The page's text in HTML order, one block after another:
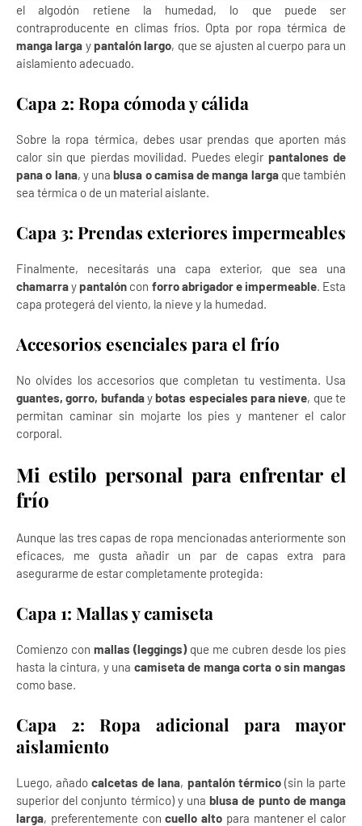
el algodón retiene la humedad, lo que puede ser
contraproducente en climas fríos. Opta por ropa térmica de
manga larga ypantalón largo, que se ajusten al cuerpo para un
aislamiento adecuado.
Capa 2: Ropa cómoda y cálida
Sobre la ropa térmica, debes usar prendas que aporten más
calor sin que pierdas movilidad. Puedes elegir pantalones de
pana o lana, y unablusa o camisa de manga largaque también
sea térmica o de un material aislante.
Capa 3: Prendas exteriores impermeables
Finalmente, necesitarás una capa exterior, que sea una
chamarraypantalón con forro abrigador e impermeable. Esta
capa protegerá del viento, la nieve y la humedad.
Accesorios esenciales para el frío
No olvides los accesorios que completan tu vestimenta. Usa
guantes, gorro, bufandaybotas especiales para nieve, que te
permitan caminar sin mojarte los pies y mantener el calor
corporal.
Mi estilo personal para enfrentar el
frío
Aunque las tres capas de ropa mencionadas anteriormente son
eficaces, me gusta añadir un par de capas extra para
asegurarme de estar completamente protegida:
Capa 1: Mallas y camiseta
Comienzo con mallas (leggings)que me cubren desde los pies
hasta la cintura, y una camiseta de manga corta o sin mangas
como base.
Capa 2: Ropa adicional para mayor
aislamiento
Luego, añadocalcetas de lana, pantalón térmico(sin la parte
superior del conjunto térmico) y unablusa de punto de manga
larga, preferentemente concuello alto para mantener el calor